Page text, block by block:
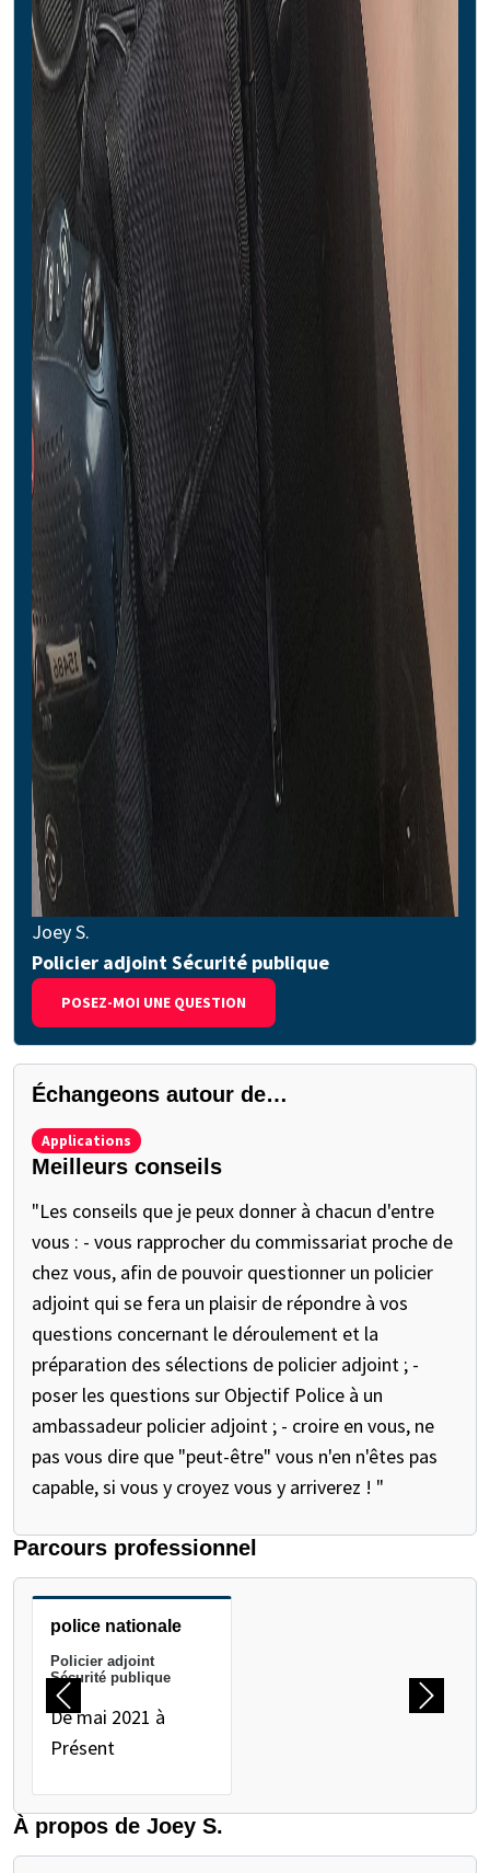
Joey S.
Policier adjoint Sécurité publique
POSEZ-MOI UNE QUESTION
Échangeons autour de…
Applications
Meilleurs conseils
"Les conseils que je peux donner à chacun d'entre
vous : - vous rapprocher du commissariat proche de
chez vous, afin de pouvoir questionner un policier
adjoint qui se fera un plaisir de répondre à vos
questions concernant le déroulement et la
préparation des sélections de policier adjoint ; -
poser les questions sur Objectif Police à un
ambassadeur policier adjoint ; - croire en vous, ne
pas vous dire que "peut-être" vous n'en n'êtes pas
capable, si vous y croyez vous y arriverez ! "
Parcours professionnel
METTEZ EN PAUSE LE CARROUSEL SUIVANT
police nationale
Policier adjoint
Sécurité publique
De mai 2021 à
Présent
Précédent Suivant
À propos de Joey S.